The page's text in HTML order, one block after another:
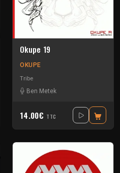
Uzi
Okupe 19
OKUPE
Tribe
Ben Metek
14.00€ TTC